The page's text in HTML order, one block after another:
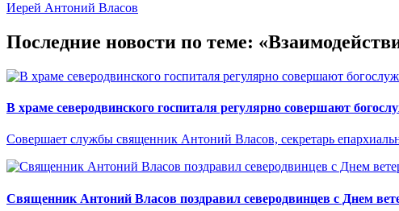
Иерей Антоний Власов
Последние новости по теме:
В храме северодвинского госпиталя регулярно совершают
Совершает службы священник Антоний Власов, секретарь
Священник Антоний Власов поздравил северодвинцев с Днем